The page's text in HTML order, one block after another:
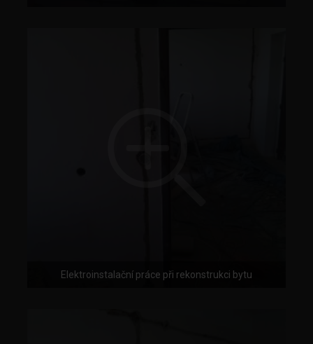
Elektroinstalační práce při rekonstrukci bytu